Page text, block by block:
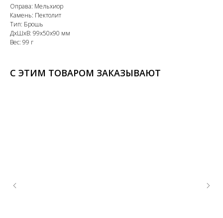
Оправа: Мельхиор
Камень: Пектолит
Тип: Брошь
ДxШxВ: 99x50x90 мм
Вес: 99 г
С ЭТИМ ТОВАРОМ ЗАКАЗЫВАЮТ